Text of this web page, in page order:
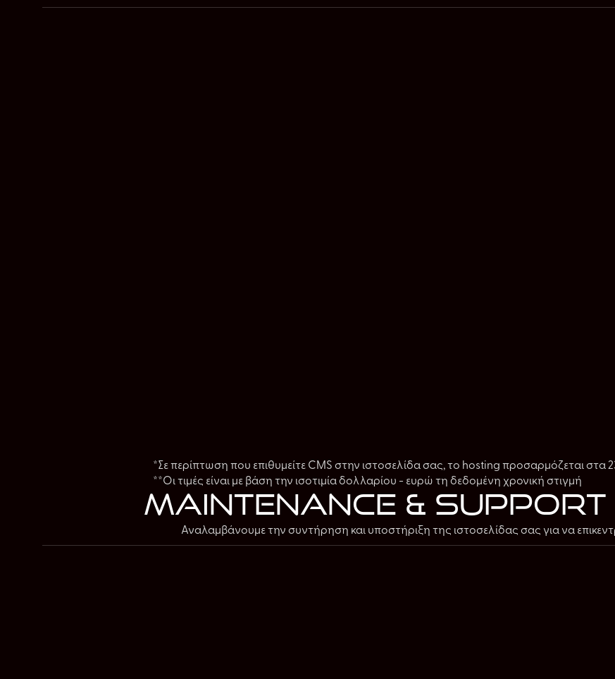
*Σε περίπτωση που επιθυμείτε CMS στην ιστοσελίδα σας, το hosting προσαρμόζεται στα
**Οι τιμές είναι με βάση την ισοτιμία δολλαρίου - ευρώ τη δεδομένη χρονική στιγμή
maintenance & support
Αναλαμβάνουμε την συντήρηση και υποστήριξη της ιστοσελίδας σας για να